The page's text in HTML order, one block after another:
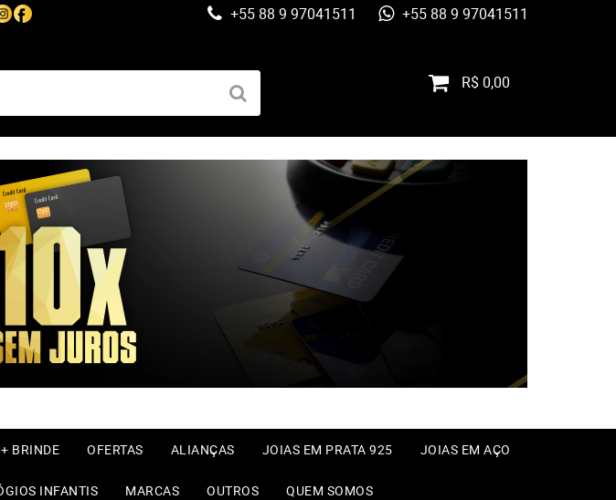
+55 88 9 97041511 +55 88 9 97041511
R$ 0,00
BRINDE OFERTAS ALIANÇAS JOIAS EM PRATA 925 JOIAS EM AÇO
INFANTIS MARCAS OUTROS QUEM SOMOS